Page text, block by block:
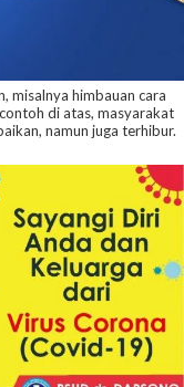
misalnya himbauan cara
di atas, masyarakat
namun juga terhibur.